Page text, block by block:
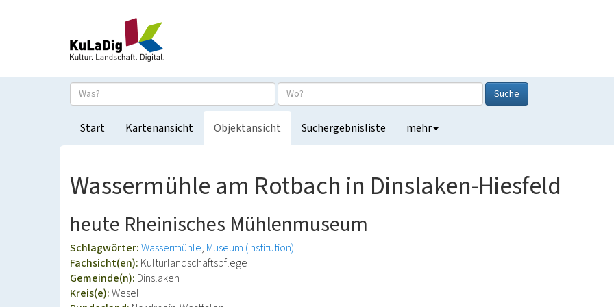
Suche
Start Kartenansicht Objektansicht Suchergebnisliste mehr
Wassermühle am Rotbach in Dinslaken-Hiesfeld
heute Rheinisches Mühlenmuseum
Schlagwörter:Wassermühle Museum (Institution)
Fachsicht(en): Kulturlandschaftspflege
Gemeinde(n): Dinslaken
Kreis(e):Wesel